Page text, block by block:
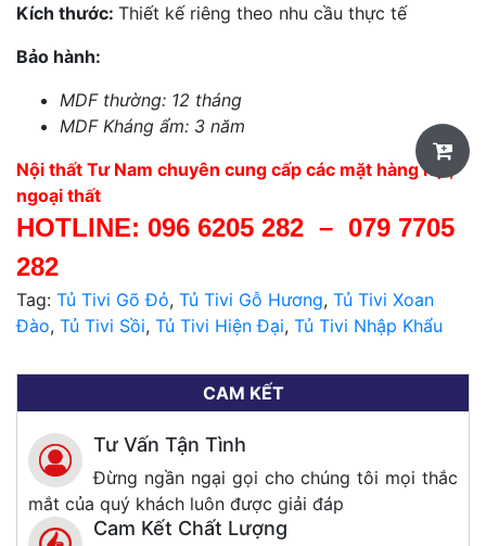
Kích thước: Thiết kế riêng theo nhu cầu thực tế
Bảo hành:
MDF thường: 12 tháng
MDF Kháng ẩm: 3 năm
Nội thất Tư Nam chuyên cung cấp các mặt hàng nội,
ngoại thất
HOTLINE: 096 6205 282 – 079 7705
282
Tag: Tủ Tivi Gõ Đỏ, Tủ Tivi Gỗ Hương, Tủ Tivi Xoan
Đào, Tủ Tivi Sồi, Tủ Tivi Hiện Đại, Tủ Tivi Nhập Khẩu
CAM KẾT
Tư Vấn Tận Tình
Đừng ngần ngại gọi cho chúng tôi mọi thắc
mắt của quý khách luôn được giải đáp
Cam Kết Chất Lượng